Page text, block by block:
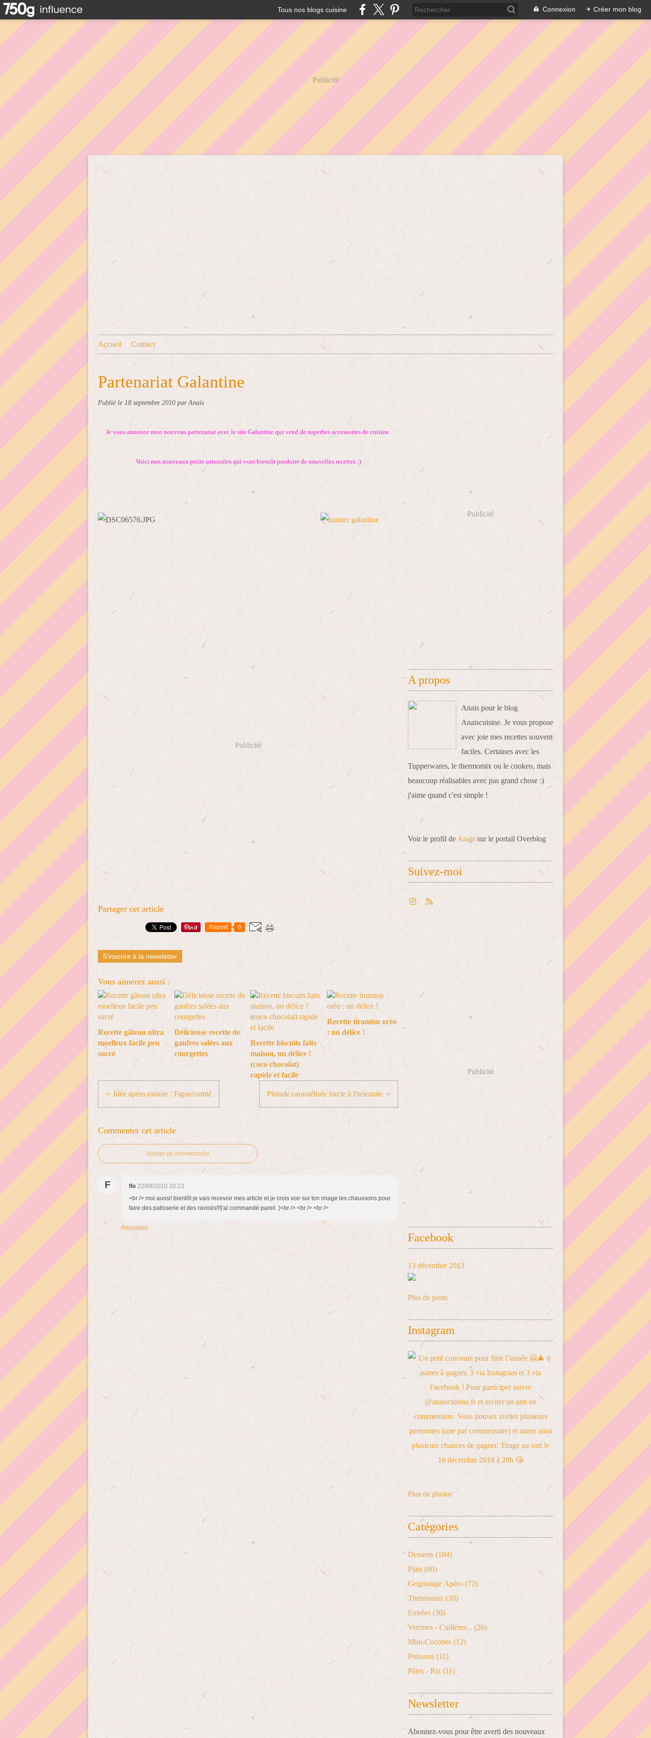
Tous nos blogs cuisine Connexion + Créer mon blog
Publicité
Accueil Contact
Partenariat Galantine
Publié le 18 septembre 2010 par Anaïs
Je vous annonce mon nouveau partenariat avec le site Galantine qui vend de superbes accessoires de cuisine.
Voici mes nouveaux petits ustensiles qui vont bientôt produire de nouvelles recettes :)
Publicité
Partager cet article
Repost 0
S'inscrire à la newsletter
Vous aimerez aussi :
Recette gâteau ultra
moelleux facile peu
sucré
Délicieuse recette de
gaufres salées aux
courgettes
Recette biscuits faits
maison, un délice !
(coco chocolat)
rapide et facile
Recette tiramisu oréo
: un délice !
Idée apéro minute : Figue/comté Pintade caramélisée farcie à l'orientale
Commenter cet article
Ajouter un commentaire
F flo 22/09/2010 20:23
<br /> moi aussi! bientôt je vais recevoir mes article et je crois voir sur ton image les chaussons pour
faire des patisserie et des raviolis!!!j'ai commandé pareil :)<br /> <br /> <br />
Répondre
Publicité
A propos
Anais pour le blog
Anaiscuisine. Je vous propose
avec joie mes recettes souvent
faciles. Certaines avec les
Tupperwares, le thermomix ou le cookeo, mais
beaucoup réalisables avec pas grand chose :)
j'aime quand c'est simple !
Voir le profil de Anaïs sur le portail Overblog
Suivez-moi
Publicité
Facebook
13 décembre 2013
Plus de posts
Instagram
Plus de photos
Catégories
Desserts (104)
Plats (80)
Grignotage Apéro (72)
Thermomix (39)
Entrées (30)
Verrines - Cuillères... (26)
Mini-Cocottes (12)
Poissons (11)
Pâtes - Riz (11)
Newsletter
Abonnez-vous pour être averti des nouveaux